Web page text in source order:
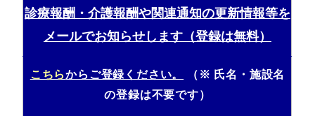
診療報酬・介護報酬や関連通知の更新情報等を
メールでお知らせします（登録は無料）
こちらからご登録ください。
（※ 氏名・施設名
の登録は不要です）